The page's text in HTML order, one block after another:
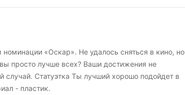
«Оскар». Не удалось сняться в кино, но
просто лучше всех? Ваши достижения не
случай. Статуэтка Ты лучший хорошо подойдет в
- пластик.